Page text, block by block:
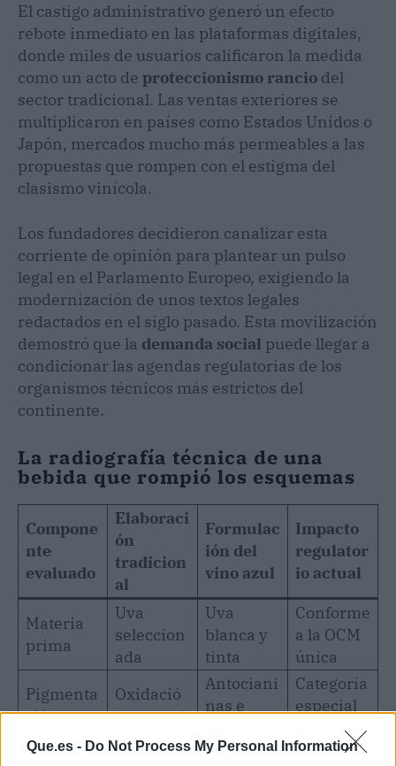
Que.es - Do Not Process My Personal Information
El castigo administrativo generó un efecto
rebote inmediato en las plataformas digitales,
donde miles de usuarios calificaron la medida
como un acto de proteccionismo rancio del
sector tradicional. Las ventas exteriores se
multiplicaron en países como Estados Unidos o
Japón, mercados mucho más permeables a las
propuestas que rompen con el estigma del
clasismo vinícola.
Los fundadores decidieron canalizar esta
corriente de opinión para plantear un pulso
legal en el Parlamento Europeo, exigiendo la
modernización de unos textos legales
redactados en el siglo pasado. Esta movilización
demostró que la demanda social puede llegar a
condicionar las agendas regulatorias de los
organismos técnicos más estrictos del
continente.
La radiografía técnica de una
bebida que rompió los esquemas
Compone
nte
evaluado
Elaboraci
ón
tradicion
al
Formulac
ión del
vino azul
Impacto
regulator
io actual
Materia
prima
Uva
seleccion
ada
Uva
blanca y
tinta
Conforme
a la OCM
única
Pigmenta
ción
Oxidació
n natural
Antociani
nas e
Categoría
especial
requerida
Procesad